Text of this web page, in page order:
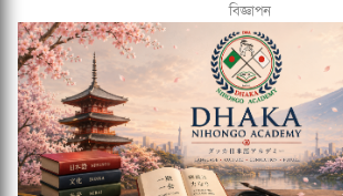
বিজ্ঞাপন